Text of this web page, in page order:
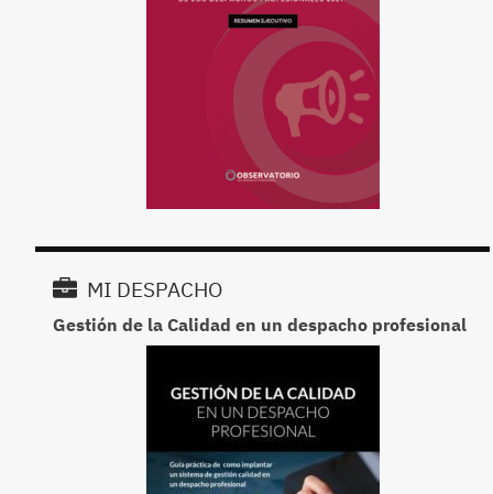
MI DESPACHO
Gestión de la Calidad en un despacho profesional